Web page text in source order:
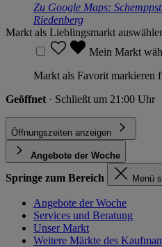
Zu Google Maps:
Riedenberg
Markt als Lieblingsmarkt
Mein Markt
Markt als Favorit markieren
Geöffnet · Schließt um 21:00 Uhr
Öffnungszeiten anzeigen
Angebote der Woche
Springe zum Bereich Menü
Angebote der Woche
Services und Beratung
Unser Markt
Weitere Märkte des